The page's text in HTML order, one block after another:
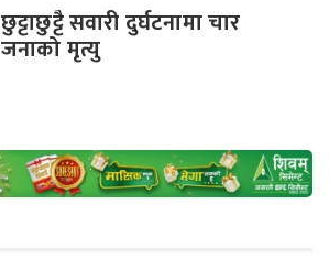
छुट्टाछुट्टै सवारी दुर्घटनामा चार
जनाको मृत्यु